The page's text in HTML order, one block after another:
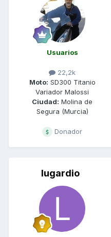
Usuarios
22,2k
Moto: SD300 Titanio
Variador Malossi
Ciudad: Molina de
Segura (Murcia)
Donador
lugardio